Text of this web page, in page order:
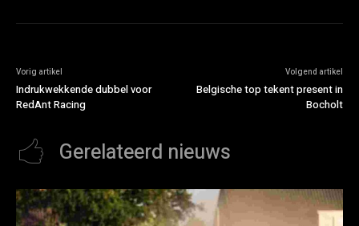
Vorig artikel
Indrukwekkende dubbel voor
RedAnt Racing
Volgend artikel
Belgische top tekent present in
Bocholt
Gerelateerd nieuws